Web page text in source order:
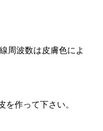
周波数は皮膚色によ
作って下さい。